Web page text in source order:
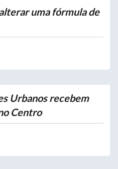
uma fórmula de
Urbanos recebem
Centro